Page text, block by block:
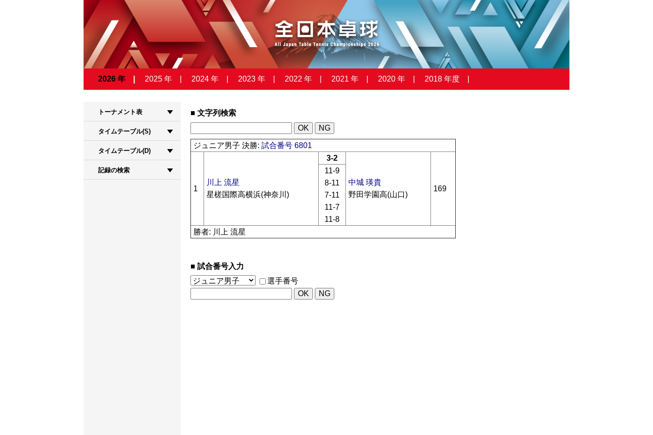
2026 年 2025 年 2024 年 2023 年 2022 年 2021 年 2020 年 2018 年度
トーナメント表
タイムテーブル(S)
タイムテーブル(D)
記録の検索
文字列検索
ジュニア男子 決勝:試合番号 6801
1
川上 流星
星槎国際高横浜(神奈川)
3-2
中城 瑛貴
野田学園高(山口)
169
11-9
8-11
7-11
11-7
11-8
勝者: 川上 流星
試合番号入力
選手番号